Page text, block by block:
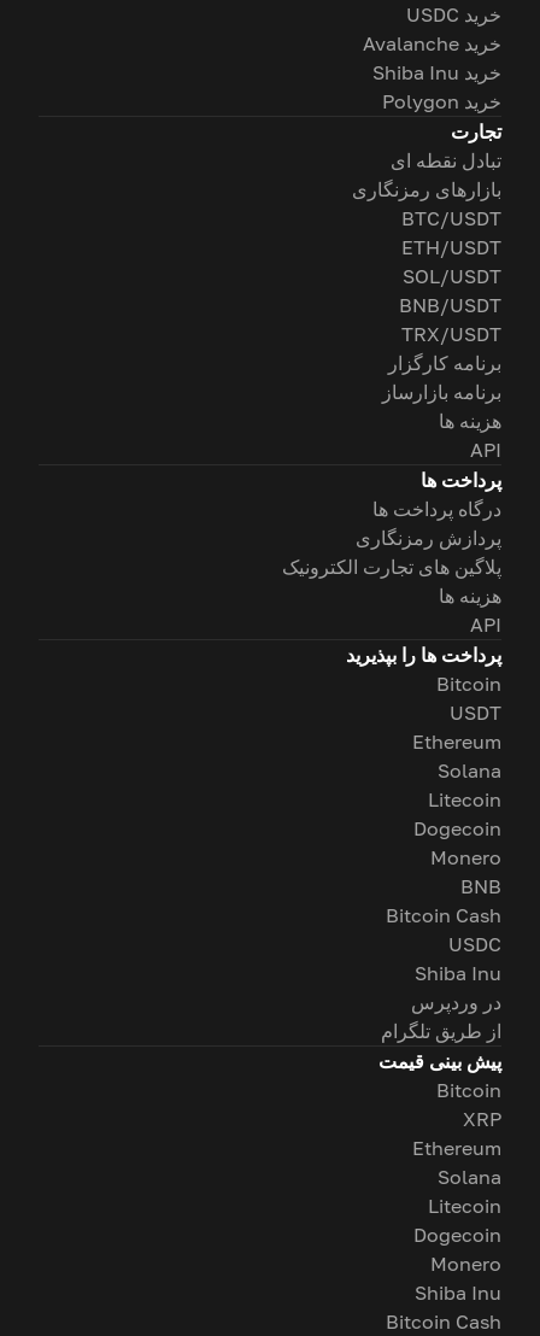
خرید USDC
خرید Avalanche
خرید Shiba Inu
خرید Polygon
تجارت
تبادل نقطه ای
بازارهای رمزنگاری
BTC/USDT
ETH/USDT
SOL/USDT
BNB/USDT
TRX/USDT
برنامه کارگزار
برنامه بازارساز
هزینه ها
API
پرداخت ها
درگاه پرداخت ها
پردازش رمزنگاری
پلاگین های تجارت الکترونیک
هزینه ها
API
پرداخت ها را بپذیرید
Bitcoin
USDT
Ethereum
Solana
Litecoin
Dogecoin
Monero
BNB
Bitcoin Cash
USDC
Shiba Inu
در وردپرس
از طریق تلگرام
پیش بینی قیمت
Bitcoin
XRP
Ethereum
Solana
Litecoin
Dogecoin
Monero
Shiba Inu
Bitcoin Cash